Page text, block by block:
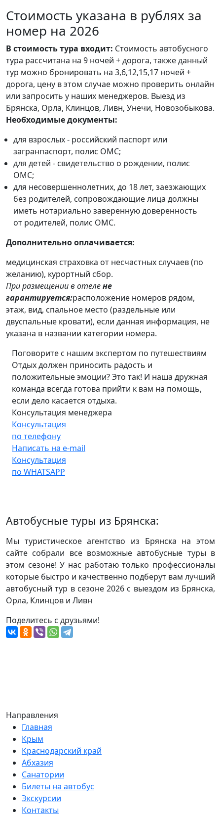
Стоимость указана в рублях за
номер на 2026
В стоимость тура входит: Стоимость автобусного
тура рассчитана на 9 ночей + дорога, также данный
тур можно бронировать на 3,6,12,15,17 ночей +
дорога, цену в этом случае можно проверить онлайн
или запросить у наших менеджеров. Выезд из
Брянска, Орла, Клинцов, Ливн, Унечи, Новозобыкова.
Необходимые документы:
для взрослых - российский паспорт или
загранпаспорт, полис ОМС;
для детей - свидетельство о рождении, полис
ОМС;
для несовершеннолетних, до 18 лет, заезжающих
без родителей, сопровождающие лица должны
иметь нотариально заверенную доверенность
от родителей, полис ОМС.
Дополнительно оплачивается:
медицинская страховка от несчастных случаев (по
желанию), курортный сбор.
При размещении в отелене
гарантируется:расположение номеров рядом,
этаж, вид, спальное место (раздельные или
двуспальные кровати), если данная информация, не
указана в названии категории номера.
Поговорите с нашим экспертом по путешествиям
Отдых должен приносить радость и
положительные эмоции? Это так! И наша дружная
команда всегда готова прийти к вам на помощь,
если дело касается отдыха.
Консультация менеджера
Консультация
по телефону
Написать на e-mail
Консультация
по WHATSAPP
Автобусные туры из Брянска:
Мы туристическое агентство из Брянска на этом
сайте собрали все возможные автобусные туры в
этом сезоне! У нас работаю только профессионалы
которые быстро и качественно подберут вам лучший
автобусный тур в сезоне 2026 с выездом из Брянска,
Орла, Клинцов и Ливн
Поделитесь с друзьями!
Направления
Главная
Крым
Краснодарский край
Абхазия
Санатории
Билеты на автобус
Экскурсии
Контакты